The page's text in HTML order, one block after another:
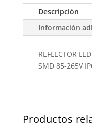
Descripción
Información
REFLECTOR
SMD 85-265V
Productos